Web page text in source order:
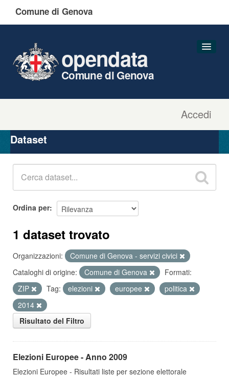
Comune di Genova
Accedi
opendata
Comune di Genova
Organizzazioni
Gruppi
Dataset
Ordina per
1 dataset trovato
Organizzazioni:
Comune di Genova - servizi civici
Cataloghi di origine:
Comune di Genova
Formati:
ZIP
Tag: elezioni europee
politica
2014
Risultato del Filtro
Elezioni Europee - Anno 2009
Elezioni Europee - Risultati liste per sezione elettorale